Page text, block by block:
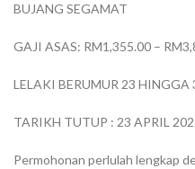
BUJANG SEGAMAT
GAJI ASAS: RM1,355.00 –
LELAKI BERUMUR 23 HINGGA
TARIKH TUTUP : 23 APRIL
Permohonan perlulah lengkap